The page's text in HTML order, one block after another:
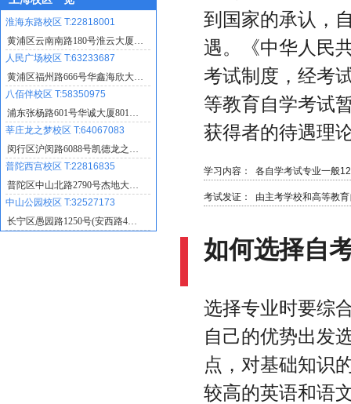
淮海东路校区 T:22818001
黄浦区云南南路180号淮云大厦…
人民广场校区 T:63233687
黄浦区福州路666号华鑫海欣大…
八佰伴校区 T:58350975
浦东张杨路601号华诚大厦801…
莘庄龙之梦校区 T:64067083
闵行区沪闵路6088号凯德龙之…
普陀西宫校区 T:22816835
普陀区中山北路2790号杰地大…
中山公园校区 T:32527173
长宁区愚园路1250号(安西路4…
到国家的承认，
遇。《中华人民
考试制度，经考
等教育自学考试
获得者的待遇理
学习内容： 各自学考试专业一般
考试发证： 由主考学校和高等教
如何选择自
选择专业时要综
自己的优势出发
点，对基础知识
较高的英语和语